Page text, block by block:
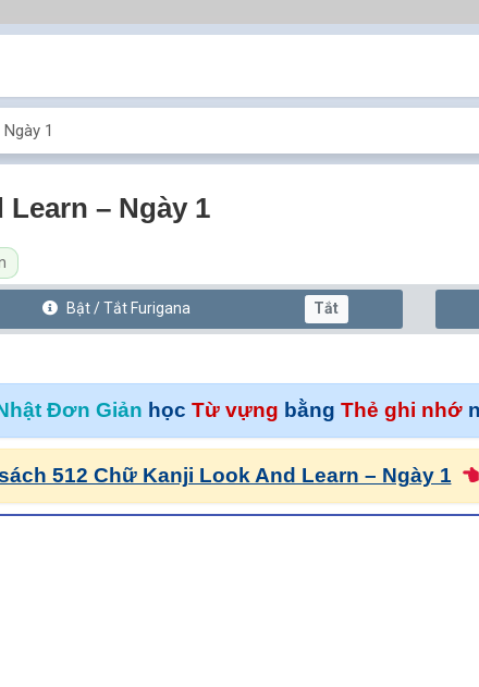
1
– Ngày 1
Bật / Tắt Furigana Tắt
Đơn Giản học Từ vựng bằng Thẻ ghi nhớ
512 Chữ Kanji Look And Learn – Ngày 1